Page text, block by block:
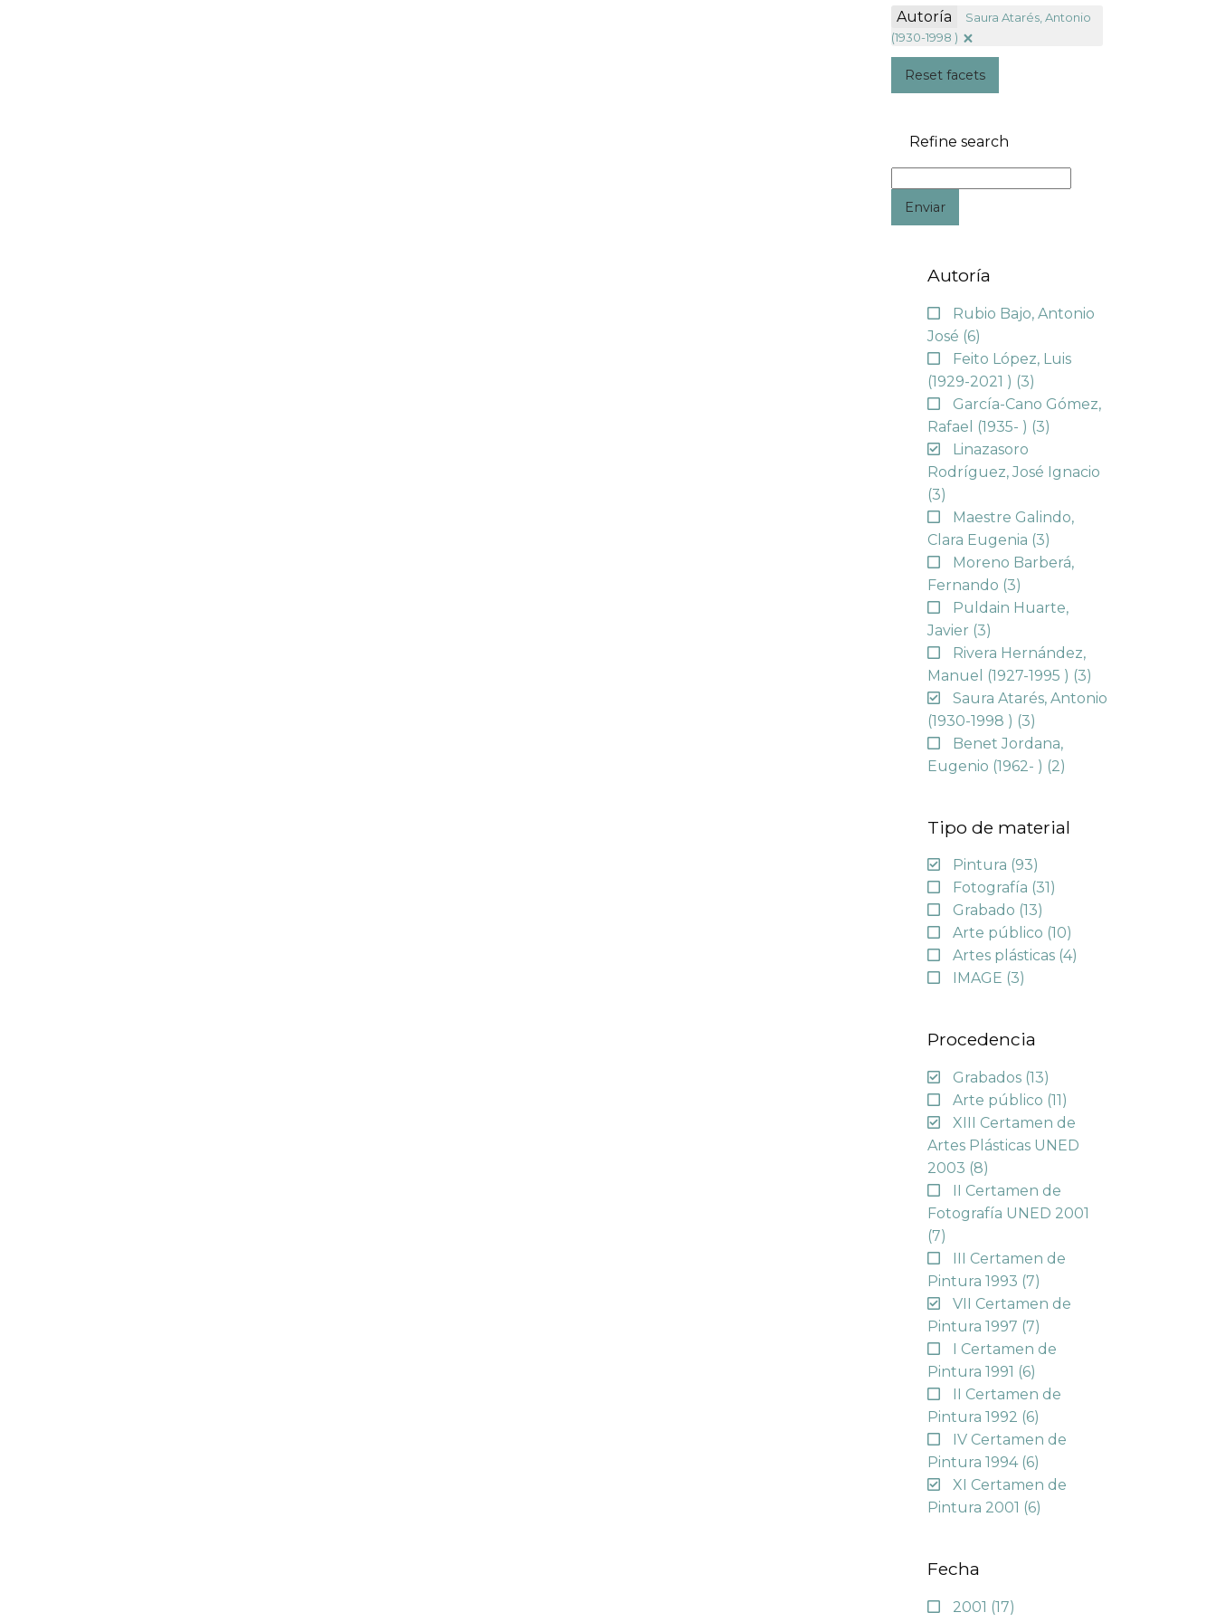
Autoría
Saura Atarés, Antonio
(1930-1998 )
Reset facets
Refine search
Enviar
Autoría
Rubio Bajo, Antonio
José (6)
Feito López, Luis
(1929-2021 ) (3)
García-Cano Gómez,
Rafael (1935- ) (3)
Linazasoro
Rodríguez, José Ignacio
(3)
Maestre Galindo,
Clara Eugenia (3)
Moreno Barberá,
Fernando (3)
Puldain Huarte,
Javier (3)
Rivera Hernández,
Manuel (1927-1995 ) (3)
Saura Atarés, Antonio
(1930-1998 ) (3)
Benet Jordana,
Eugenio (1962- ) (2)
Tipo de material
Pintura (93)
Fotografía (31)
Grabado (13)
Arte público (10)
Artes plásticas (4)
IMAGE (3)
Procedencia
Grabados (13)
Arte público (11)
XIII Certamen de
Artes Plásticas UNED
2003 (8)
II Certamen de
Fotografía UNED 2001
(7)
III Certamen de
Pintura 1993 (7)
VII Certamen de
Pintura 1997 (7)
I Certamen de
Pintura 1991 (6)
II Certamen de
Pintura 1992 (6)
IV Certamen de
Pintura 1994 (6)
XI Certamen de
Pintura 2001 (6)
Fecha
2001 (17)